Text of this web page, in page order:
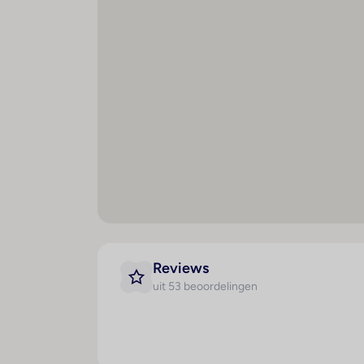
Reviews
uit 53 beoordelingen